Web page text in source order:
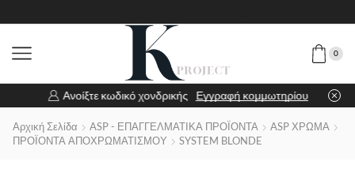
0
Ανοίξτε κωδικό χονδρικής Εγγραφή κομμωτηρίου
Αρχική Σελίδα ASP - ΕΠΑΓΓΕΛΜΑΤΙΚΑ ΠΡΟΪΟΝΤΑ
ASP ΧΡΩΜΑ
ΠΡΟΪΟΝΤΑ ΑΠΟΧΡΩΜΑΤΙΣΜΟΥ
SYSTEM BLONDE